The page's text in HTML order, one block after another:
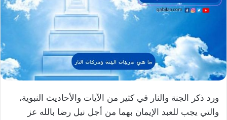
ورد ذكر الجنة والنار في كثير من الآيات والأحاديث النبوية،
والتي يجب للعبد الإيمان بهما من أجل نيل رضا بالله عز